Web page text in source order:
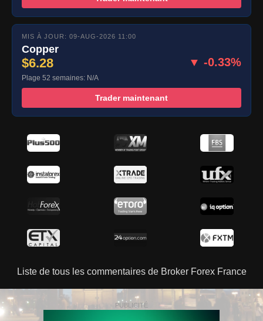
MIS À JOUR: 09-AUG-2026 11:00
Copper
$6.28 ▼ -0.33%
Plage 52 semaines: N/A
Trader maintenant
Liste de tous les commentaires de Broker Forex France
PUBLICITÉ